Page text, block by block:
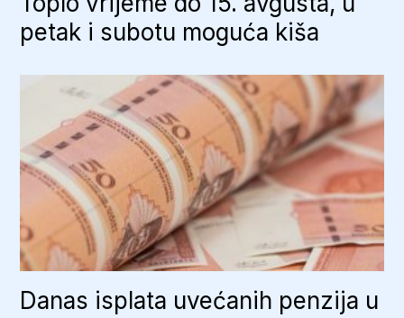
petak i subotu moguća kiša
Danas isplata uvećanih penzija u